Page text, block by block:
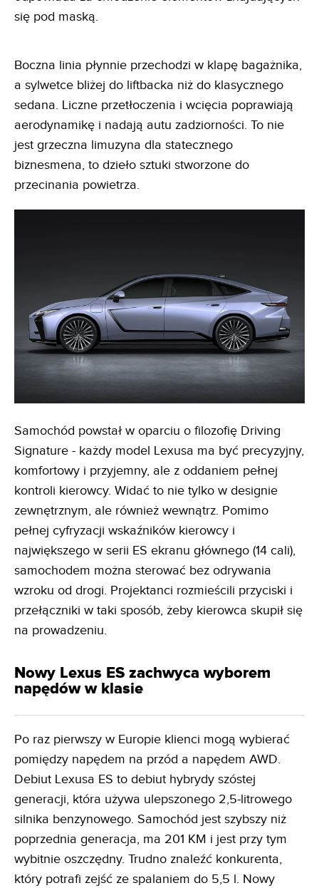
się pod maską.
Boczna linia płynnie przechodzi w klapę bagażnika,
a sylwetce bliżej do liftbacka niż do klasycznego
sedana. Liczne przetłoczenia i wcięcia poprawiają
aerodynamikę i nadają autu zadziorności. To nie
jest grzeczna limuzyna dla statecznego
biznesmena, to dzieło sztuki stworzone do
przecinania powietrza.
Samochód powstał w oparciu o filozofię Driving
Signature - każdy model Lexusa ma być precyzyjny,
komfortowy i przyjemny, ale z oddaniem pełnej
kontroli kierowcy. Widać to nie tylko w designie
zewnętrznym, ale również wewnątrz. Pomimo
pełnej cyfryzacji wskaźników kierowcy i
największego w serii ES ekranu głównego (14 cali),
samochodem można sterować bez odrywania
wzroku od drogi. Projektanci rozmieścili przyciski i
przełączniki w taki sposób, żeby kierowca skupił się
na prowadzeniu.
Nowy Lexus ES zachwyca wyborem
napędów w klasie
Po raz pierwszy w Europie klienci mogą wybierać
pomiędzy napędem na przód a napędem AWD.
Debiut Lexusa ES to debiut hybrydy szóstej
generacji, która używa ulepszonego 2,5-litrowego
silnika benzynowego. Samochód jest szybszy niż
poprzednia generacja, ma 201 KM i jest przy tym
wybitnie oszczędny. Trudno znaleźć konkurenta,
który potrafi zejść ze spalaniem do 5,5 l. Nowy